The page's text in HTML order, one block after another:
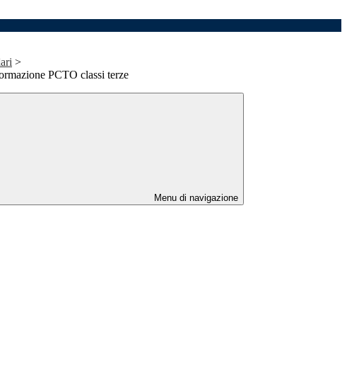
>
PCTO classi terze
Menu di navigazione